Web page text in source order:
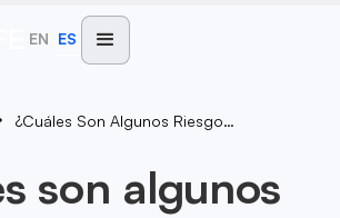
EN ES
¿Cuáles Son Algunos Riesgos Potenciales Asociados Con El Uso Exclusivo De Patrones Técnicos Para Las Predicciones De Precios De Algorand?
son algunos